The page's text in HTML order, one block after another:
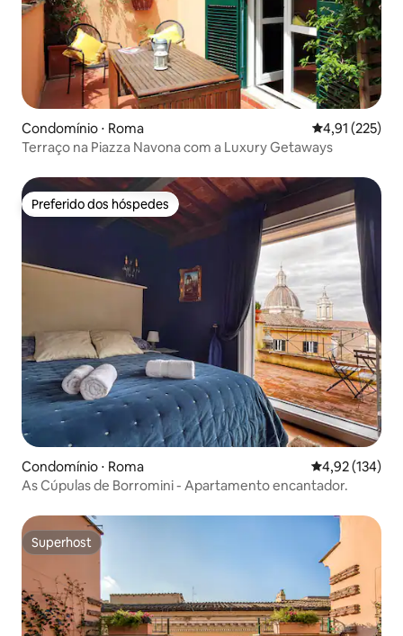
Condomínio ⋅ Roma 4,91 de uma
4,91 (225)
Terraço na Piazza Navona com a Luxury Getaways
Preferido dos hóspedes
Preferido dos hóspedes
Condomínio ⋅ Roma 4,92 de uma
4,92 (134)
As Cúpulas de Borromini - Apartamento encantador.
Superhost
Superhost